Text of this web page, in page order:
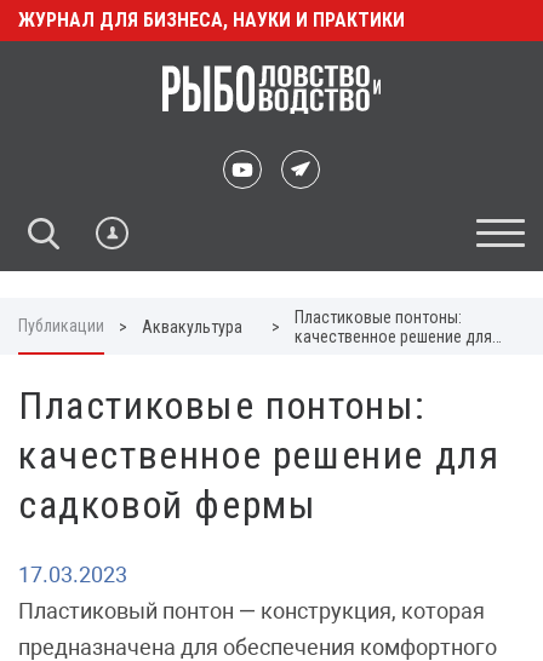
ЖУРНАЛ ДЛЯ БИЗНЕСА, НАУКИ И ПРАКТИКИ
Публикации > Аквакультура >
Пластиковые понтоны:
качественное решение для
Пластиковые понтоны:
качественное решение для
садковой фермы
17.03.2023
Пластиковый понтон — конструкция, которая
предназначена для обеспечения комфортного